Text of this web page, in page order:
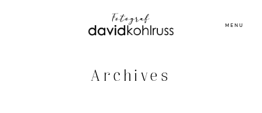
MENU
Archives